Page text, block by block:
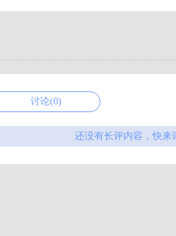
讨论(0)
还没有长评内容，快来